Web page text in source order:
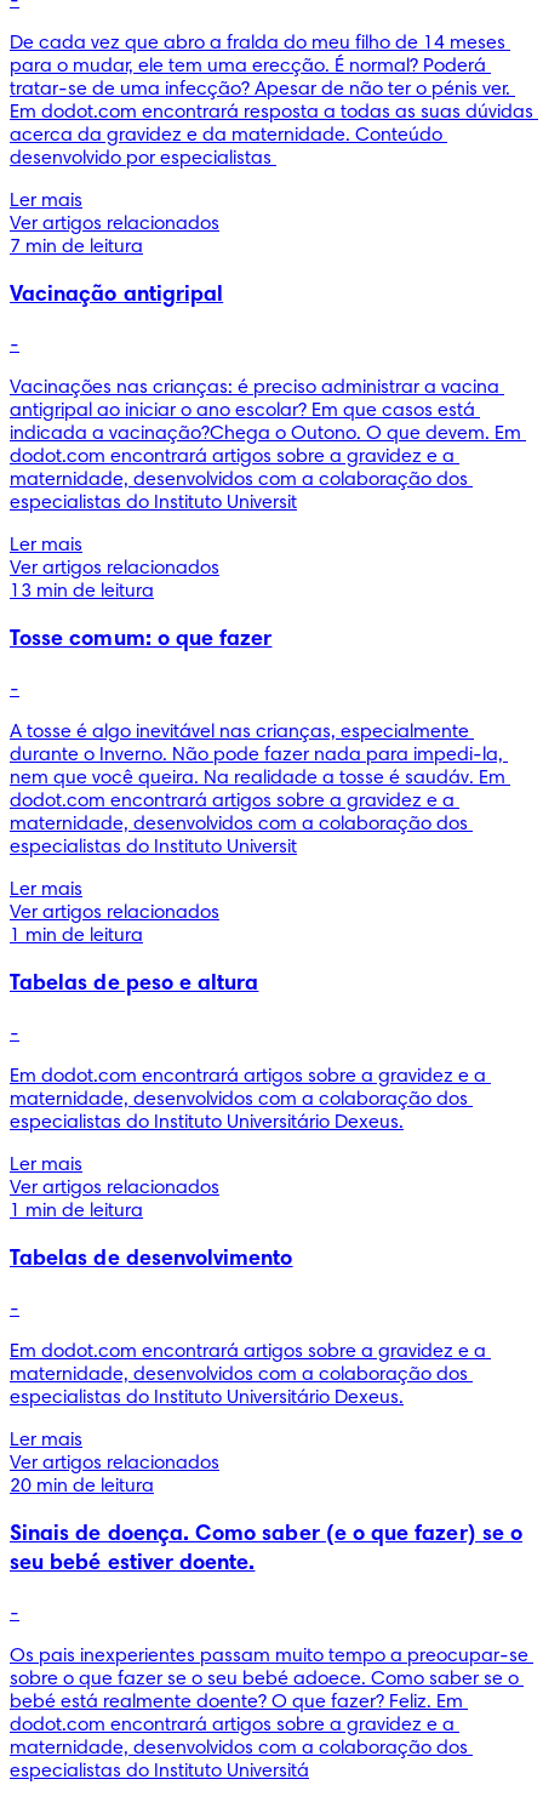
De cada vez que abro a fralda do meu filho de 14 meses
para o mudar, ele tem uma erecção. É normal? Poderá
tratar-se de uma infecção? Apesar de não ter o pénis ver.
Em dodot.com encontrará resposta a todas as suas dúvidas
acerca da gravidez e da maternidade. Conteúdo
desenvolvido por especialistas
Ler mais
Ver artigos relacionados
7 min de leitura
Vacinação antigripal
-
Vacinações nas crianças: é preciso administrar a vacina
antigripal ao iniciar o ano escolar? Em que casos está
indicada a vacinação?Chega o Outono. O que devem. Em
dodot.com encontrará artigos sobre a gravidez e a
maternidade, desenvolvidos com a colaboração dos
especialistas do Instituto Universit
Ler mais
Ver artigos relacionados
13 min de leitura
Tosse comum: o que fazer
-
A tosse é algo inevitável nas crianças, especialmente
durante o Inverno. Não pode fazer nada para impedi-la,
nem que você queira. Na realidade a tosse é saudáv. Em
dodot.com encontrará artigos sobre a gravidez e a
maternidade, desenvolvidos com a colaboração dos
especialistas do Instituto Universit
Ler mais
Ver artigos relacionados
1 min de leitura
Tabelas de peso e altura
-
Em dodot.com encontrará artigos sobre a gravidez e a
maternidade, desenvolvidos com a colaboração dos
especialistas do Instituto Universitário Dexeus.
Ler mais
Ver artigos relacionados
1 min de leitura
Tabelas de desenvolvimento
-
Em dodot.com encontrará artigos sobre a gravidez e a
maternidade, desenvolvidos com a colaboração dos
especialistas do Instituto Universitário Dexeus.
Ler mais
Ver artigos relacionados
20 min de leitura
Sinais de doença. Como saber (e o que fazer) se o
seu bebé estiver doente.
-
Os pais inexperientes passam muito tempo a preocupar-se
sobre o que fazer se o seu bebé adoece. Como saber se o
bebé está realmente doente? O que fazer? Feliz. Em
dodot.com encontrará artigos sobre a gravidez e a
maternidade, desenvolvidos com a colaboração dos
especialistas do Instituto Universitá